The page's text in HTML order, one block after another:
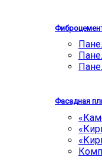
Фасадная